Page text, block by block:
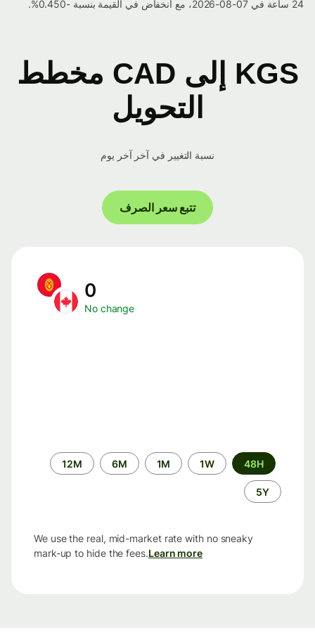
24 ساعة في 07-08-2026، مع انخفاض في القيمة بنسبة -0.450%.
KGS إلى CAD مخطط
التحويل
نسبة التغيير في آخر آخر يوم
تتبع سعر الصرف
0
No change
الفترة
الزمنية
48H
1W
1M
6M
12M
5Y
We use the real, mid-market rate with no sneaky
mark-up to hide the fees.Learn more